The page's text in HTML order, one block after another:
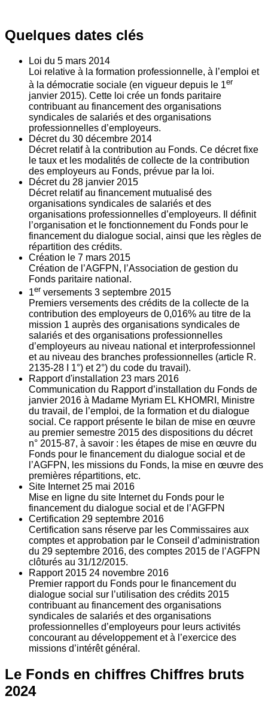
Quelques dates clés
Loi du 5 mars 2014
Loi relative à la formation professionnelle, à l’emploi et
à la démocratie sociale (en vigueur depuis le 1er
janvier 2015). Cette loi crée un fonds paritaire
contribuant au financement des organisations
syndicales de salariés et des organisations
professionnelles d’employeurs.
Décret du 30 décembre 2014
Décret relatif à la contribution au Fonds. Ce décret fixe
le taux et les modalités de collecte de la contribution
des employeurs au Fonds, prévue par la loi.
Décret du 28 janvier 2015
Décret relatif au financement mutualisé des
organisations syndicales de salariés et des
organisations professionnelles d’employeurs. Il définit
l’organisation et le fonctionnement du Fonds pour le
financement du dialogue social, ainsi que les règles de
répartition des crédits.
Création le 7 mars 2015
Création de l’AGFPN, l’Association de gestion du
Fonds paritaire national.
1er versements 3 septembre 2015
Premiers versements des crédits de la collecte de la
contribution des employeurs de 0,016% au titre de la
mission 1 auprès des organisations syndicales de
salariés et des organisations professionnelles
d’employeurs au niveau national et interprofessionnel
et au niveau des branches professionnelles (article R.
2135‐28 I 1°) et 2°) du code du travail).
Rapport d'installation 23 mars 2016
Communication du Rapport d’installation du Fonds de
janvier 2016 à Madame Myriam EL KHOMRI, Ministre
du travail, de l’emploi, de la formation et du dialogue
social. Ce rapport présente le bilan de mise en œuvre
au premier semestre 2015 des dispositions du décret
n° 2015-87, à savoir : les étapes de mise en œuvre du
Fonds pour le financement du dialogue social et de
l’AGFPN, les missions du Fonds, la mise en œuvre des
premières répartitions, etc.
Site Internet 25 mai 2016
Mise en ligne du site Internet du Fonds pour le
financement du dialogue social et de l’AGFPN
Certification 29 septembre 2016
Certification sans réserve par les Commissaires aux
comptes et approbation par le Conseil d’administration
du 29 septembre 2016, des comptes 2015 de l’AGFPN
clôturés au 31/12/2015.
Rapport 2015 24 novembre 2016
Premier rapport du Fonds pour le financement du
dialogue social sur l’utilisation des crédits 2015
contribuant au financement des organisations
syndicales de salariés et des organisations
professionnelles d’employeurs pour leurs activités
concourant au développement et à l’exercice des
missions d’intérêt général.
Le Fonds en chiffres Chiffres bruts
2024